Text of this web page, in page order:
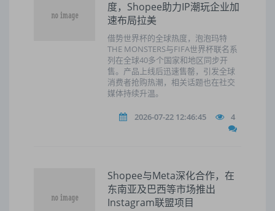
度，Shopee助力IP潮玩企业加
速布局拉美
借势世界杯的全球热度，泡泡玛特
THE MONSTERS与FIFA世界杯联名系
列在全球40多个国家和地区同步开
售。产品上线后迅速售罄，引发全球
消费者抢购热潮，相关话题也在社交
媒体持续升温。
2026-07-22 12:46:45 4
Shopee与Meta深化合作，在
东南亚及巴西等市场推出
Instagram联盟项目